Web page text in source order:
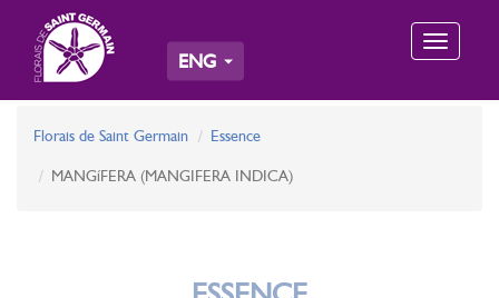
Toggle
ENG
Florais de Saint Germain Essence
MANGíFERA (MANGIFERA INDICA)